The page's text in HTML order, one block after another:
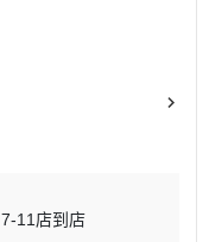
7-11店到店